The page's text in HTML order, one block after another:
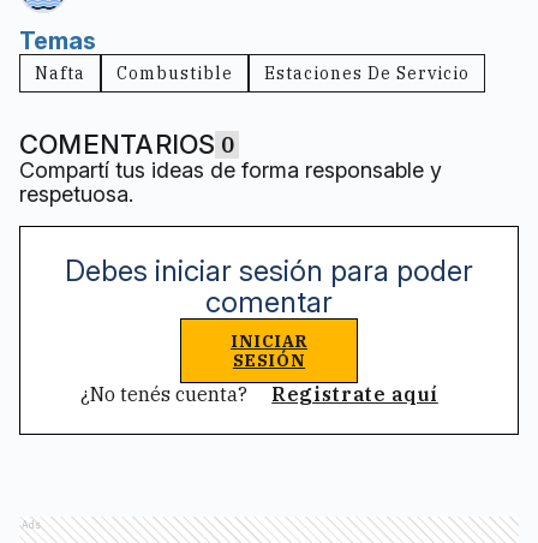
Temas
Nafta Combustible Estaciones De Servicio
COMENTARIOS 0
Compartí tus ideas de forma responsable y
respetuosa.
Debes iniciar sesión para poder
comentar
INICIAR
SESIÓN
¿No tenés cuenta? Registrate aquí
Ads